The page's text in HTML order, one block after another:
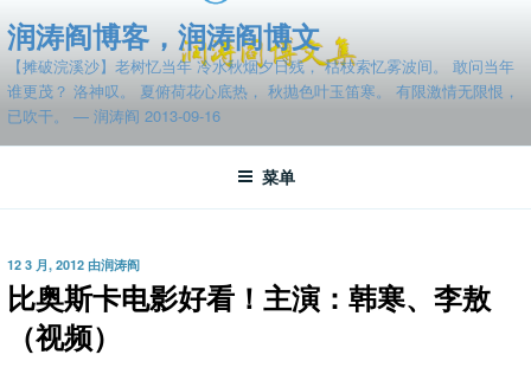
至
容
润涛阎博客，润涛阎博文
【摊破浣溪沙】老树忆当年 冷水秋烟夕日残， 枯枝索忆雾波间。 敢问当年
谁更茂？ 洛神叹。 夏俯荷花心底热， 秋抛色叶玉笛寒。 有限激情无限恨，
已吹干。 — 润涛阎 2013-09-16
菜单
发
布
于
12 3 月, 2012 由润涛阎
比奥斯卡电影好看！主演：韩寒、李敖
（视频）